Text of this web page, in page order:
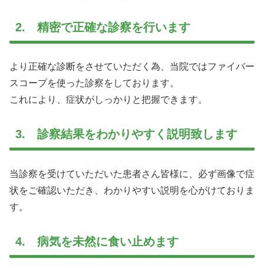
2. 精密で正確な診察を行います
より正確な診断をさせていただく為、当院ではファイバー
スコープを使った診察をしております。
これにより、症状がしっかりと把握できます。
3. 診察結果をわかりやすく説明致します
当診察を受けていただいた患者さん皆様に、必ず画像で症
状をご確認いただき、わかりやすい説明を心がけておりま
す。
4. 病気を未然に食い止めます